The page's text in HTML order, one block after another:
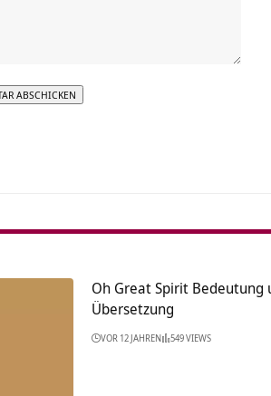
Oh Great Spirit Bedeutung
Übersetzung
VOR 12 JAHREN 549 VIEWS